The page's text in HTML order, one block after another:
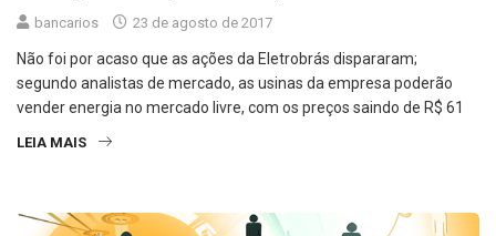
bancarios 23 de agosto de 2017
Não foi por acaso que as ações da Eletrobrás dispararam;
segundo analistas de mercado, as usinas da empresa poderão
vender energia no mercado livre, com os preços saindo de R$ 61
LEIA MAIS